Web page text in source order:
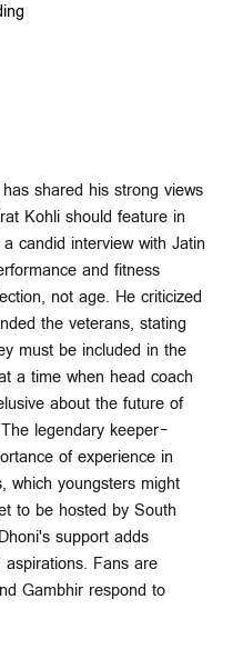
shared his strong views
Kohli should feature in
candid interview with Jatin
and fitness
not age. He criticized
the veterans, stating
must be included in the
a time when head coach
about the future of
legendary keeper-
of experience in
which youngsters might
to be hosted by South
support adds
Fans are
Gambhir respond to